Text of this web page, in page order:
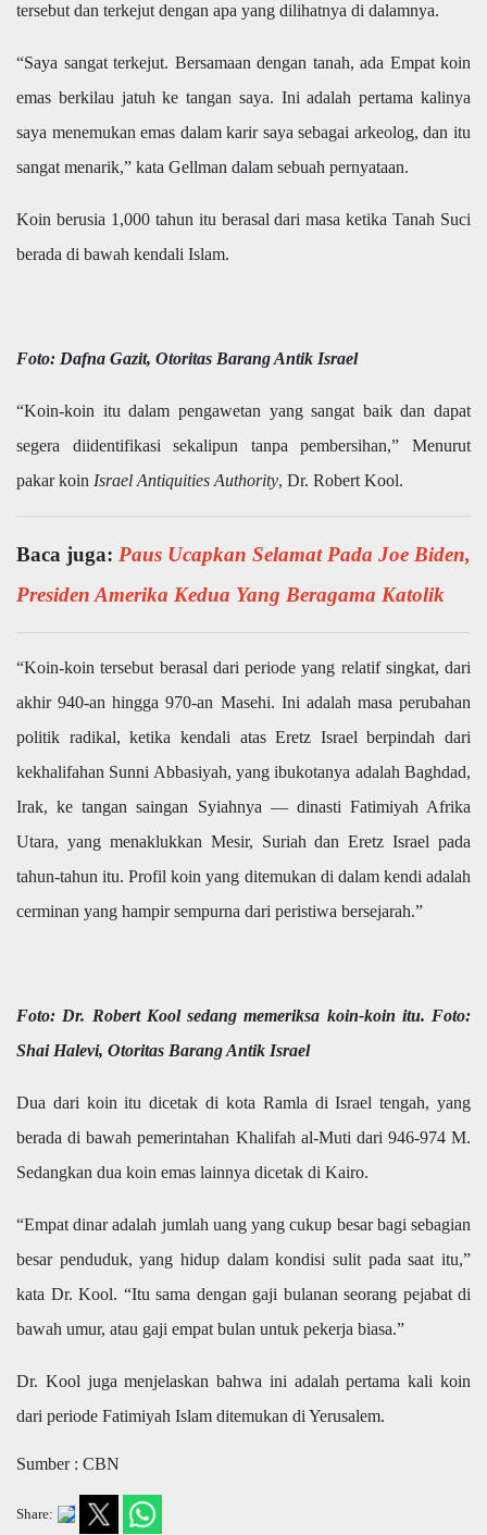
tersebut dan terkejut dengan apa yang dilihatnya di dalamnya.
“Saya sangat terkejut. Bersamaan dengan tanah, ada Empat koin
emas berkilau jatuh ke tangan saya. Ini adalah pertama kalinya
saya menemukan emas dalam karir saya sebagai arkeolog, dan itu
sangat menarik,” kata Gellman dalam sebuah pernyataan.
Koin berusia 1,000 tahun itu berasal dari masa ketika Tanah Suci
berada di bawah kendali Islam.
Foto: Dafna Gazit, Otoritas Barang Antik Israel
“Koin-koin itu dalam pengawetan yang sangat baik dan dapat
segera diidentifikasi sekalipun tanpa pembersihan,” Menurut
pakar koin Israel Antiquities Authority, Dr. Robert Kool.
Baca juga: Paus Ucapkan Selamat Pada Joe Biden,
Presiden Amerika Kedua Yang Beragama Katolik
“Koin-koin tersebut berasal dari periode yang relatif singkat, dari
akhir 940-an hingga 970-an Masehi. Ini adalah masa perubahan
politik radikal, ketika kendali atas Eretz Israel berpindah dari
kekhalifahan Sunni Abbasiyah, yang ibukotanya adalah Baghdad,
Irak, ke tangan saingan Syiahnya — dinasti Fatimiyah Afrika
Utara, yang menaklukkan Mesir, Suriah dan Eretz Israel pada
tahun-tahun itu. Profil koin yang ditemukan di dalam kendi adalah
cerminan yang hampir sempurna dari peristiwa bersejarah.”
Foto: Dr. Robert Kool sedang memeriksa koin-koin itu. Foto:
Shai Halevi, Otoritas Barang Antik Israel
Dua dari koin itu dicetak di kota Ramla di Israel tengah, yang
berada di bawah pemerintahan Khalifah al-Muti dari 946-974 M.
Sedangkan dua koin emas lainnya dicetak di Kairo.
“Empat dinar adalah jumlah uang yang cukup besar bagi sebagian
besar penduduk, yang hidup dalam kondisi sulit pada saat itu,”
kata Dr. Kool. “Itu sama dengan gaji bulanan seorang pejabat di
bawah umur, atau gaji empat bulan untuk pekerja biasa.”
Dr. Kool juga menjelaskan bahwa ini adalah pertama kali koin
dari periode Fatimiyah Islam ditemukan di Yerusalem.
Sumber : CBN
Share: